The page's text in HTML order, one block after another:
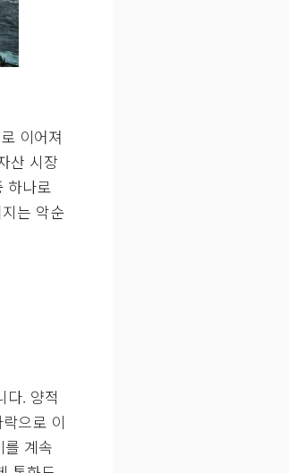
이어져
산 시장
하나로
는 악순